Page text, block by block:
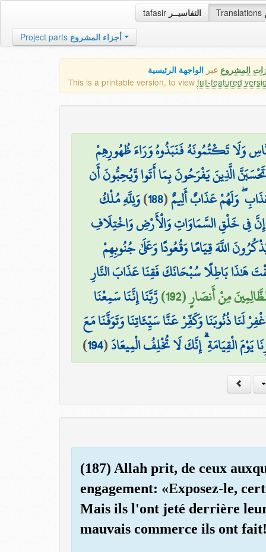
tafasir التفاسيــر Translations
Project parts أجزاء المشروع
المشروع عبر الواجهة الرئيسية
This is a printable version, to view full-featured
وَلَا تَكْتُمُونَهُ فَنَبَذُوهُ وَرَاءَ ظُهُورِهِمْ
الَّذِينَ يَفْرَحُونَ بِمَا أَتَوا وَّيُحِبُّونَ أَن
وَلَهُمْ عَذَابٌ أَلِيمٌ(
188
)وَلِلَّهِ مُلْكُ
إِنَّ فِي خَلْقِ السَّمَاوَاتِ وَالْأَرْضِ وَاخْتِلَافِ
اللَّهَ قِيَامًا وَقُعُودًا وَعَلَىٰ جُنُوبِهِمْ
هَٰذَا بَاطِلًا سُبْحَانَكَ فَقِنَا عَذَابَ النَّارِ
مِنْ أَنصَارٍ (192)
رَّبَّنَا إِنَّنَا سَمِعْنَا
لَنَا ذُنُوبَنَا وَكَفِّرْ عَنَّا سَيِّئَاتِنَا وَتَوَفَّنَا مَعَ
يَوْمَ الْقِيَامَةِ ۗ إِنَّكَ لَا تُخْلِفُ الْمِيعَادَ(
194
)
(187) Allah prit, de ceux
engagement: «Exposez-le,
Mais ils l'ont jeté derrière
mauvais commerce ils ont